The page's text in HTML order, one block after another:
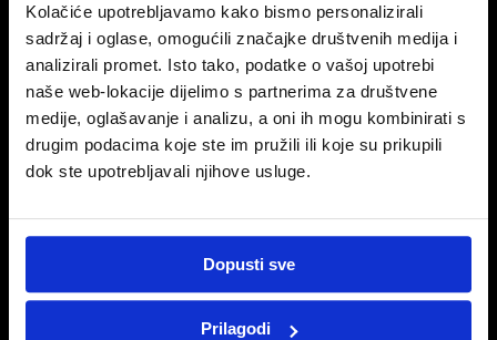
Kolačiće upotrebljavamo kako bismo personalizirali
sadržaj i oglase, omogućili značajke društvenih medija i
analizirali promet. Isto tako, podatke o vašoj upotrebi
naše web-lokacije dijelimo s partnerima za društvene
medije, oglašavanje i analizu, a oni ih mogu kombinirati s
drugim podacima koje ste im pružili ili koje su prikupili
dok ste upotrebljavali njihove usluge.
Dopusti sve
Prilagodi
kompakt treba izgledati – mlađahno, razigrano, atraktivno, bez fake kroma, uz interijer
koji bi sasvim dobro sjeo i u F-22 Raptor!
mjernim instrumentima, a uz sve navedeno ionako minijaturni volan izgleda još …
minijaturnije. Da, ovaj Lavić definitivno gađa mlađariju ovisnu o
Facebooku/Twitteru/swipeanju/shareanju, što je sasvim u redu.